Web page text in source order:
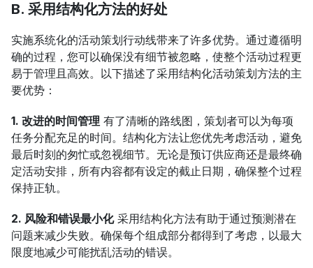
B. 采用结构化方法的好处
实施系统化的活动策划行动线带来了许多优势。通过遵循明
确的过程，您可以确保没有细节被忽略，使整个活动过程更
易于管理且高效。以下描述了采用结构化活动策划方法的主
要优势：
1. 改进的时间管理 有了清晰的路线图，策划者可以为每项
任务分配充足的时间。结构化方法让您优先考虑活动，避免
最后时刻的匆忙或忽视细节。无论是预订供应商还是最终确
定活动安排，所有内容都有设定的截止日期，确保整个过程
保持正轨。
2. 风险和错误最小化 采用结构化方法有助于通过预测潜在
问题来减少失败。确保每个组成部分都得到了考虑，以最大
限度地减少可能扰乱活动的错误。